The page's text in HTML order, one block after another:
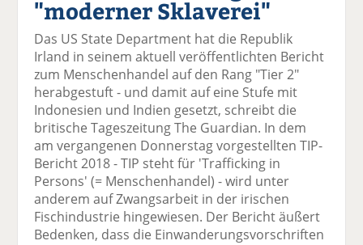
el
a
uf
F
ac
e
b
o
o
k
te
il
e
n
el
wi
tt
er
n
uf
Li
n
k
e
di
n
il
e
n
E
m
ai
v
er
e
n
ck
"moderner Sklaverei"
Das US State Department hat die Republik
Irland in seinem aktuell veröffentlichten Bericht
zum Menschenhandel auf den Rang "Tier 2"
herabgestuft - und damit auf eine Stufe mit
Indonesien und Indien gesetzt, schreibt die
britische Tageszeitung The Guardian. In dem
am vergangenen Donnerstag vorgestellten TIP-
Bericht 2018 - TIP steht für 'Trafficking in
Persons' (= Menschenhandel) - wird unter
anderem auf Zwangsarbeit in der irischen
Fischindustrie hingewiesen. Der Bericht äußert
Bedenken, dass die Einwanderungsvorschriften